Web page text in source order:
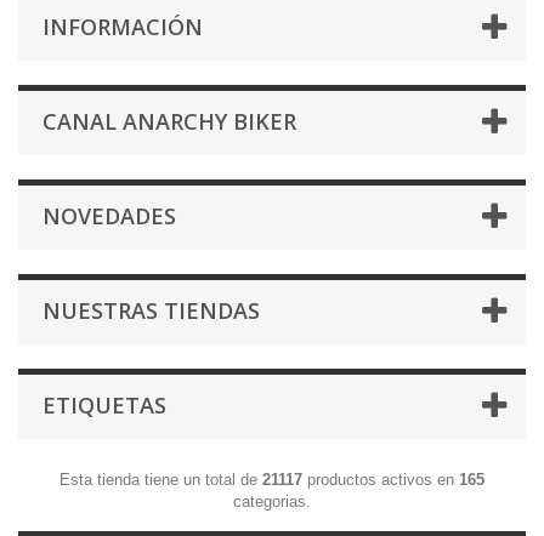
INFORMACIÓN
CANAL ANARCHY BIKER
NOVEDADES
NUESTRAS TIENDAS
ETIQUETAS
Esta tienda tiene un total de 21117 productos activos en 165
categorias.